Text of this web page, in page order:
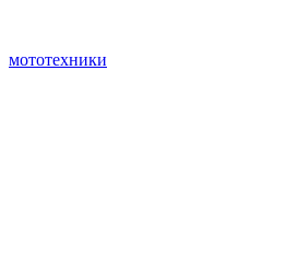
мототехники